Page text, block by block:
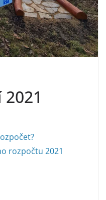
rozpočtu 2021